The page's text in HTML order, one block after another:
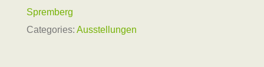
Spremberg
Categories: Ausstellungen